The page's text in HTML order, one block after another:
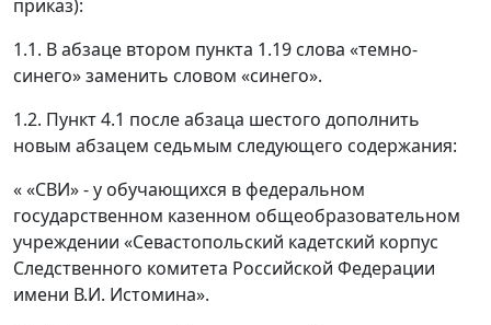
приказ):
1.1. В абзаце втором пункта 1.19 слова «темно-
синего» заменить словом «синего».
1.2. Пункт 4.1 после абзаца шестого дополнить
новым абзацем седьмым следующего содержания:
« «СВИ» - у обучающихся в федеральном
государственном казенном общеобразовательном
учреждении «Севастопольский кадетский корпус
Следственного комитета Российской Федерации
имени В.И. Истомина».